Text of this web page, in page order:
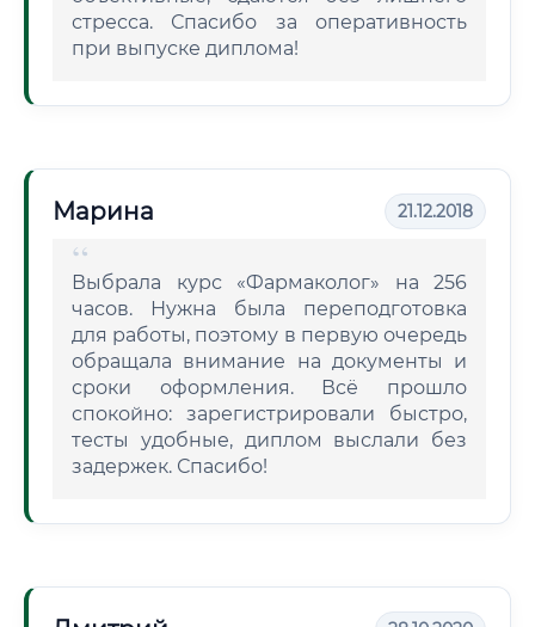
стресса. Спасибо за оперативность
при выпуске диплома!
Марина 21.12.2018
Выбрала курс «Фармаколог» на 256
часов. Нужна была переподготовка
для работы, поэтому в первую очередь
обращала внимание на документы и
сроки оформления. Всё прошло
спокойно: зарегистрировали быстро,
тесты удобные, диплом выслали без
задержек. Спасибо!